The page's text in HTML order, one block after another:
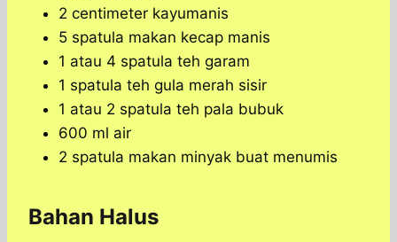
2 centimeter kayumanis
5 spatula makan kecap manis
1 atau 4 spatula teh garam
1 spatula teh gula merah sisir
1 atau 2 spatula teh pala bubuk
600 ml air
2 spatula makan minyak buat menumis
Bahan Halus